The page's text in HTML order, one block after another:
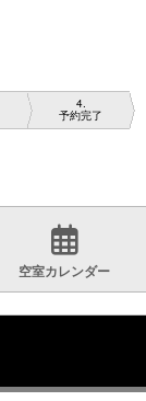
4
予約完了
空室カレンダー